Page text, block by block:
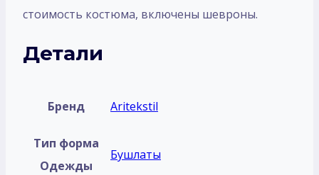
стоимость костюма, включены шевроны.
Детали
Бренд Aritekstil
Тип форма
Одежды
Бушлаты